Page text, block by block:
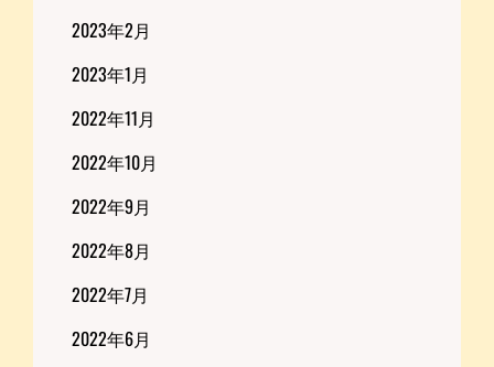
2023年2月
2023年1月
2022年11月
2022年10月
2022年9月
2022年8月
2022年7月
2022年6月